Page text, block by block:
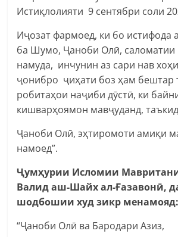
Истиқлолияти 9 сентябри соли
Иҷозат фармоед, ки бо истифода
ба Шумо, Ҷаноби Олӣ, саломатии
намуда, инчунин аз сари нав
ҷонибро ҷиҳати боз ҳам бештар
робитаҳои наҷиби дӯстӣ, ки
кишварҳоямон мавҷуданд,
Ҷаноби Олӣ, эҳтиромоти амиқи
намоед”.
Ҷумҳурии Исломии
Валид аш-Шайх ал-Ғазавонӣ,
шодбошии худ зикр менамояд:
“Ҷаноби Олӣ ва Бародари Азиз,